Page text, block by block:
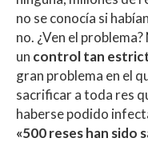
no se conocía si
no. ¿Ven el
un control tan
gran problema en el
sacrificar a toda res
haberse podido
«500 reses han sido